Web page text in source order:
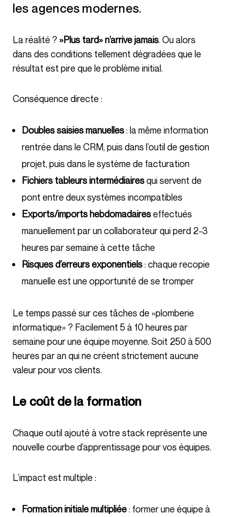
les agences modernes.
La réalité ? »Plus tard» n’arrive jamais. Ou alors
dans des conditions tellement dégradées que le
résultat est pire que le problème initial.
Conséquence directe :
Doubles saisies manuelles: la même information
rentrée dans le CRM, puis dans l’outil de gestion
projet, puis dans le système de facturation
Fichiers tableurs intermédiairesqui servent de
pont entre deux systèmes incompatibles
Exports/imports hebdomadaireseffectués
manuellement par un collaborateur qui perd 2-3
heures par semaine à cette tâche
Risques d’erreurs exponentiels: chaque recopie
manuelle est une opportunité de se tromper
Le temps passé sur ces tâches de »plomberie
informatique» ? Facilement 5 à 10 heures par
semaine pour une équipe moyenne. Soit 250 à 500
heures par an qui ne créent strictement aucune
valeur pour vos clients.
Le coût de la formation
Chaque outil ajouté à votre stack représente une
nouvelle courbe d’apprentissage pour vos équipes.
L’impact est multiple :
Formation initiale multipliée: former une équipe à